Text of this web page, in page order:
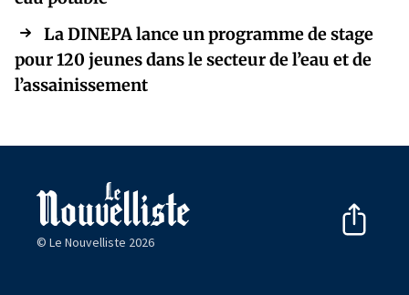
La DINEPA lance un programme de stage
pour 120 jeunes dans le secteur de l’eau et de
l’assainissement
© Le Nouvelliste 2026